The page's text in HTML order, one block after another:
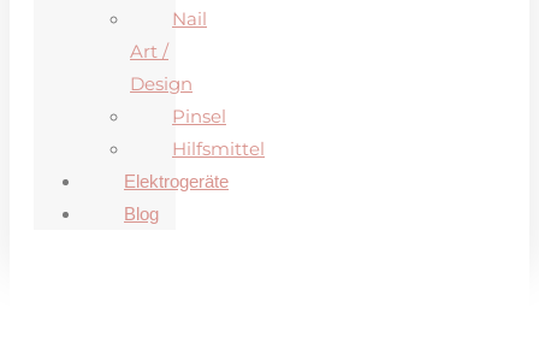
Nail
Art /
Design
Pinsel
Hilfsmittel
Elektrogeräte
Blog